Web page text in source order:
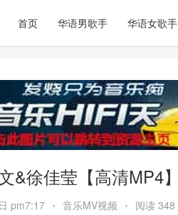
首页 华语男歌手 华语女歌手
&徐佳莹【高清MP4】
pm7:17 • 音乐MV视频 • 阅读 348